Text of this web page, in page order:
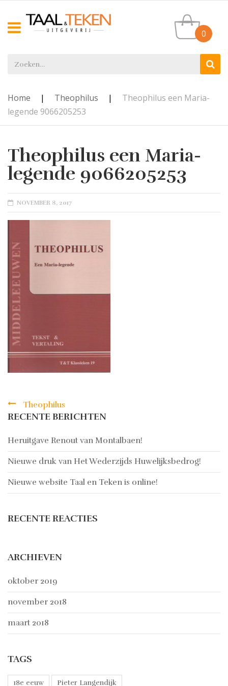
0
Home | Theophilus |
Theophilus een Maria-
legende 9066205253
Theophilus een Maria-
legende 9066205253
POSTED
ON
NOVEMBER 8, 2017
Bericht
navigatie
Theophilus
RECENTE BERICHTEN
Heruitgave Renout van Montalbaen!
Nieuwe druk van Het Wederzijds Huwelijksbedrog!
Nieuwe website Taal en Teken is online!
RECENTE REACTIES
ARCHIEVEN
oktober 2019
november 2018
maart 2018
TAGS
18e eeuw Pieter Langendijk